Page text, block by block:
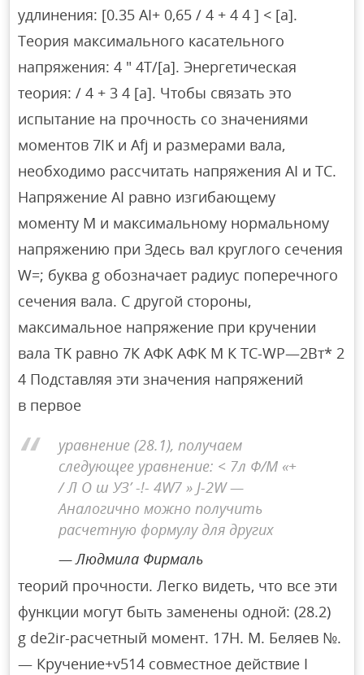
удлинения: [0.35 AI+ 0,65 / 4 + 4 4 ] < [а].
Теория максимального касательного
напряжения: 4 ″ 4Т/[а]. Энергетическая
теория: / 4 + 3 4 [а]. Чтобы связать это
испытание на прочность со значениями
моментов 7IK и Afj и размерами вала,
необходимо рассчитать напряжения AI и TC.
Напряжение AI равно изгибающему
моменту M и максимальному нормальному
напряжению при Здесь вал круглого сечения
W=; буква g обозначает радиус поперечного
сечения вала. С другой стороны,
максимальное напряжение при кручении
вала TK равно 7К АФК АФК М К ТС-WР—2Вт* 2
4 Подставляя эти значения напряжений
в первое
уравнение (28.1), получаем
следующее уравнение: < 7л Ф/М «+
/ Л О ш УЗ’ -!- 4W7 » J-2W —
Аналогично можно получить
расчетную формулу для других
Людмила Фирмаль
теорий прочности. Легко видеть, что все эти
функции могут быть заменены одной: (28.2)
g de2ir-расчетный момент. 17Н. М. Беляев №.
— Кручение+v514 совместное действие I